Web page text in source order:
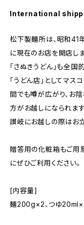
International
松下製麺所は、昭和41
に現在のお店を開店しま
「さぬきうどん」も全
「うどん店」としてマス
間でも噂が広がり、お
方がお越しになられます
讃岐にお越しの際はお
贈答用の化粧箱もご用
にぜひご利用ください。
[内容量]
麺200g×2、つゆ